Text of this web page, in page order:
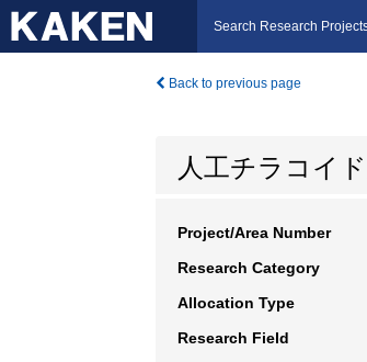
Search Research
Back to previous page
人工チラコイ
Project/Area Number
Research Category
Allocation Type
Research Field